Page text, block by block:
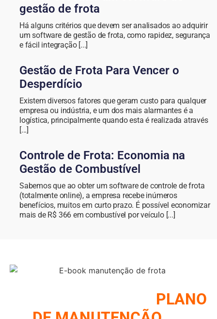
gestão de frota
Há alguns critérios que devem ser analisados ao adquirir
um software de gestão de frota, como rapidez, segurança
e fácil integração [...]
Gestão de Frota Para Vencer o
Desperdício
Existem diversos fatores que geram custo para qualquer
empresa ou indústria, e um dos mais alarmantes é a
logística, principalmente quando esta é realizada através
[...]
Controle de Frota: Economia na
Gestão de Combustível
Sabemos que ao obter um software de controle de frota
(totalmente online), a empresa recebe inúmeros
benefícios, muitos em curto prazo. É possível economizar
mais de R$ 366 em combustível por veículo [...]
PLANO